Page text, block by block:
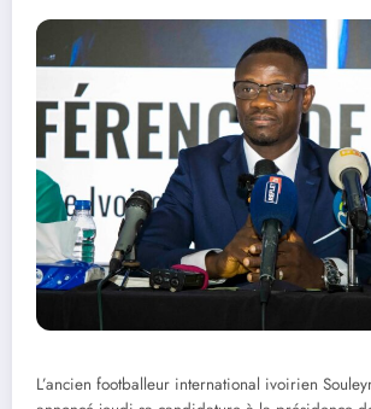
L’ancien footballeur international ivoirien